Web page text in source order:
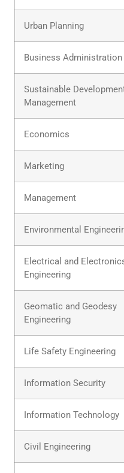
Urban Planning
Business Administration
Sustainable
Management
Economics
Marketing
Management
Environmental
Electrical and
Engineering
Geomatic and Geodesy
Engineering
Life Safety Engineering
Information Security
Information Technology
Civil Engineering